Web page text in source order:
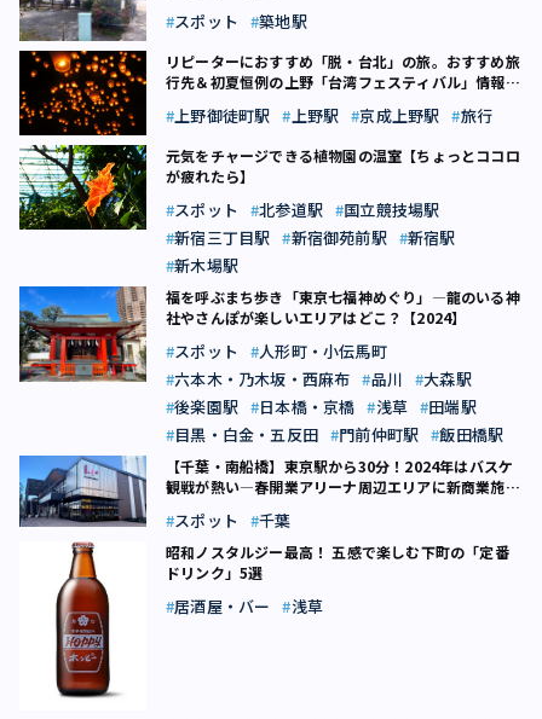
スポット 築地駅
リピーターにおすすめ「脱・台北」の旅。おすすめ旅
行先＆初夏恒例の上野「台湾フェスティバル」情報
上野御徒町駅 上野駅 京成上野駅 旅行
元気をチャージできる植物園の温室【ちょっとココロ
が疲れたら】
スポット 北参道駅
国立競技場駅
新宿三丁目駅
新宿御苑前駅
新宿駅
新木場駅
福を呼ぶまち歩き「東京七福神めぐり」―龍のいる神
社やさんぽが楽しいエリアはどこ？【2024】
スポット
人形町・小伝馬町
六本木・乃木坂・西麻布
品川
大森駅
後楽園駅
日本橋・京橋 浅草
田端駅
目黒・白金・五反田
門前仲町駅 飯田橋駅
【千葉・南船橋】東京駅から30分！2024年はバスケ
観戦が熱い―春開業アリーナ周辺エリアに新商業施設
スポット 千葉
昭和ノスタルジー最高！ 五感で楽しむ下町の「定番
ドリンク」5選
居酒屋・バー 浅草